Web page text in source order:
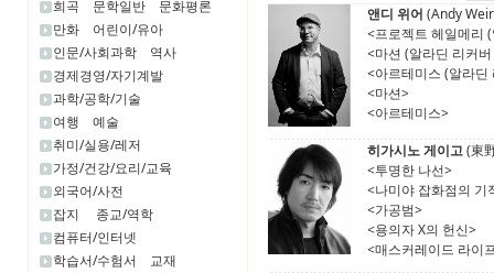
희곡
문학일반
문화평론
만화
어린이/유아
인문/사회과학
역사
경제경영/자기계발
과학/공학/기술
여행
예술
취미/실용/레저
가정/건강/요리/교육
외국어/사전
잡지
종교/역학
컴퓨터/인터넷
학습서/수험서
교재
앤디 위어 (Andy
<프로젝트 헤일메리
<마션 (알라딘 리커
<아르테미스 (알라딘
<마션>
<아르테미스>
히가시노 게이고(東
<투명한 나선>
<나미야 잡화점의 기
<가공범>
<용의자 X의 헌신>
<매스커레이드 라이